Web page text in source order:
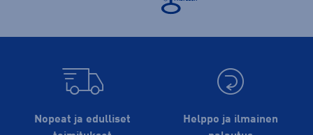
Nopeat ja edulliset
Helppo ja ilmainen